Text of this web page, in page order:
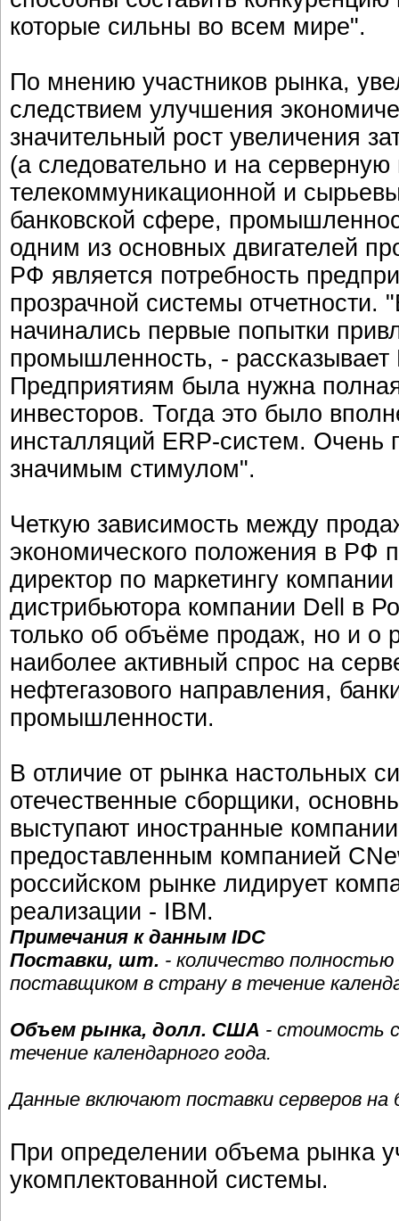
которые сильны во всем мире".
По мнению участников рынка,
следствием улучшения
значительный рост увеличения
(а следовательно и на
телекоммуникационной и
банковской сфере,
одним из основных двигателей
РФ является потребность
прозрачной системы
начинались первые попытки
промышленность, -
Предприятиям была нужна
инвесторов. Тогда это было
инсталляций ERP-систем. Очень
значимым стимулом".
Четкую зависимость между
экономического положения в РФ
директор по маркетингу
дистрибьютора компании Dell в
только об объёме продаж, но и о
наиболее активный спрос на
нефтегазового направления,
промышленности.
В отличие от рынка настольных
отечественные сборщики,
выступают иностранные
предоставленным компанией
российском рынке лидирует
реализации - IBM.
Примечания к данным IDC
Поставки, шт. - количество полностью
поставщиком в страну в течение
Объем рынка, долл. США - стоимость
течение календарного года.
Данные включают поставки серверов на
При определении объема рынка
укомплектованной системы.